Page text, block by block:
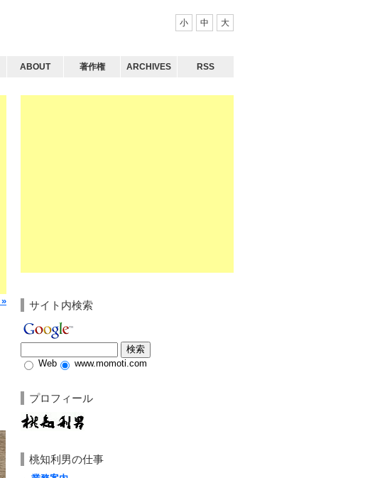
ABOUT 著作権 ARCHIVES RSS
小 中 大
サイト内検索
Web www.momoti.com
プロフィール
桃知利男の仕事